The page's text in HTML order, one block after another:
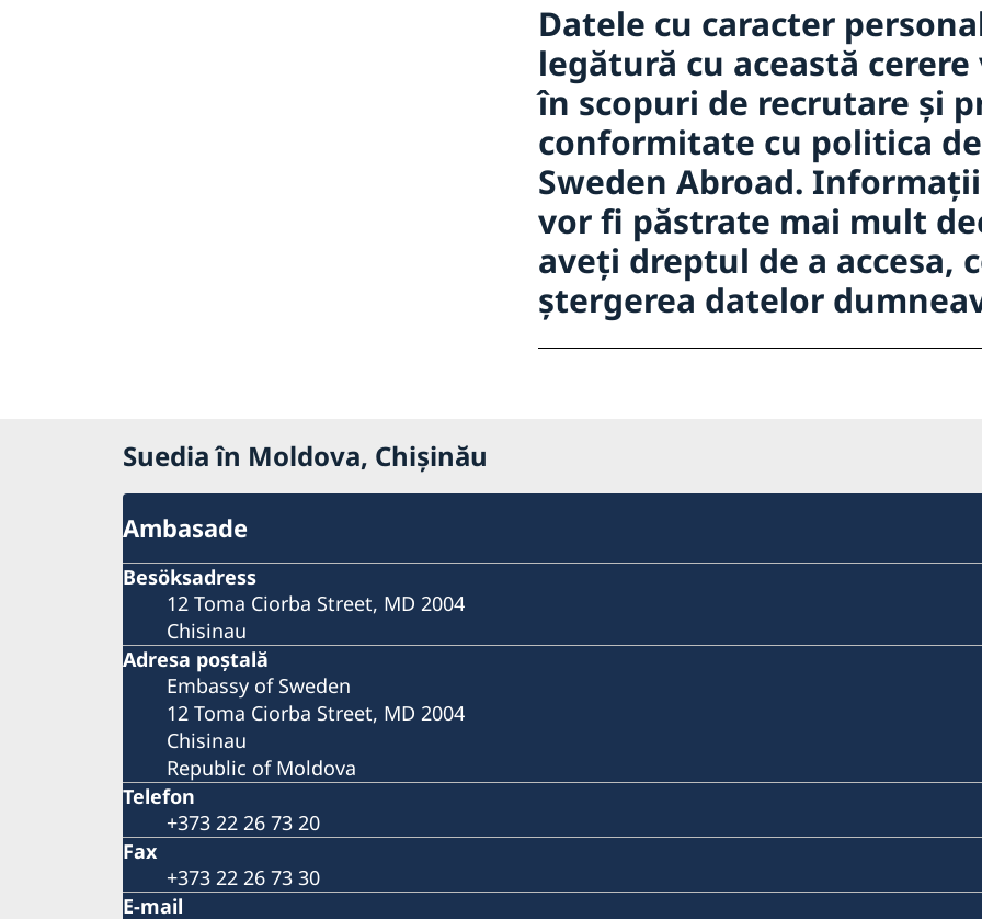
Datele cu caracter
legătură cu această
în scopuri de recrutare și
conformitate cu politica
Sweden Abroad.
vor fi păstrate mai mult
aveți dreptul de a accesa,
ștergerea datelor
Suedia în Moldova, Chișinău
Ambasade
Besöksadress
12 Toma Ciorba Street, MD 2004
Chisinau
Adresa poştală
Embassy of Sweden
12 Toma Ciorba Street, MD 2004
Chisinau
Republic of Moldova
Telefon
+373 22 26 73 20
Fax
+373 22 26 73 30
E-mail